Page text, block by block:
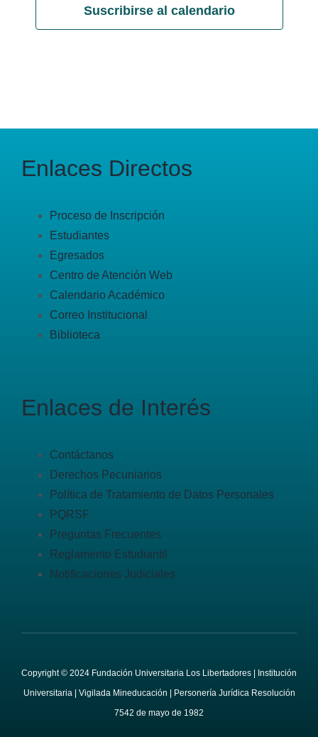
Suscribirse al calendario
Enlaces Directos
Proceso de Inscripción
Estudiantes
Egresados
Centro de Atención Web
Calendario Académico
Correo Institucional
Biblioteca
Enlaces de Interés
Contáctanos
Derechos Pecuniarios
Política de Tratamiento de Datos Personales
PQRSF
Preguntas Frecuentes
Reglamento Estudiantil
Notificaciones Judiciales
Copyright © 2024 Fundación Universitaria Los Libertadores | Institución
Universitaria | Vigilada Mineducación | Personería Jurídica Resolución
7542 de mayo de 1982